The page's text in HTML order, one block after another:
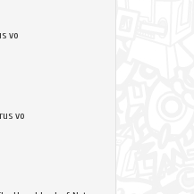
vo
vo